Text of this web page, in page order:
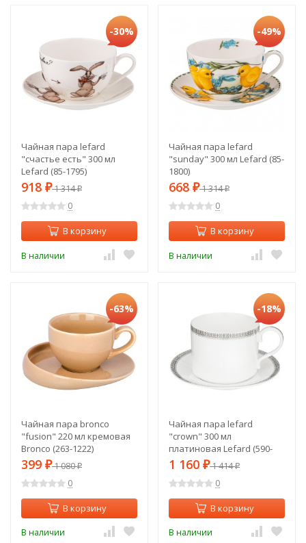
-30%
Чайная пара lefard
"счастье есть" 300 мл
Lefard (85-1795)
918 ₽1 314₽
0
В корзину
В наличии
-49%
Чайная пара lefard
"sunday" 300 мл Lefard (85-
1800)
668 ₽1 314₽
0
В корзину
В наличии
-63%
Чайная пара bronco
"fusion" 220 мл кремовая
Bronco (263-1222)
399 ₽1 080₽
0
В корзину
В наличии
-18%
Чайная пара lefard
"crown" 300 мл
платиновая Lefard (590-
462)
1 160 ₽1 414₽
0
В корзину
В наличии